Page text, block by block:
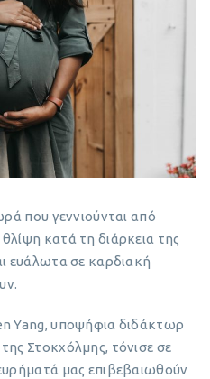
που γεννιούνται από
κατά τη διάρκεια της
ευάλωτα σε καρδιακή
Yang, υποψήφια διδάκτωρ
Στοκχόλμης, τόνισε σε
μας επιβεβαιωθούν